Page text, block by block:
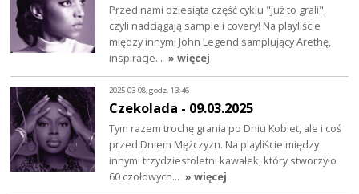
Przed nami dziesiąta część cyklu "Już to grali",
czyli nadciągają sample i covery! Na playliście
między innymi John Legend samplujący Arethę,
inspiracje… » więcej
2025-03-08, godz. 13:46
Czekolada - 09.03.2025
Tym razem trochę grania po Dniu Kobiet, ale i coś
przed Dniem Mężczyzn. Na playliście między
innymi trzydziestoletni kawałek, który stworzyło
60 czołowych… » więcej